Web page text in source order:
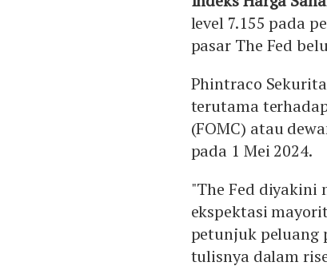
level 7.155 pada
pasar The Fed
Phintraco
terutama
(FOMC) atau
pada 1 Mei 2024.
"The Fed diyakini
ekspektasi
petunjuk peluang
tulisnya dalam